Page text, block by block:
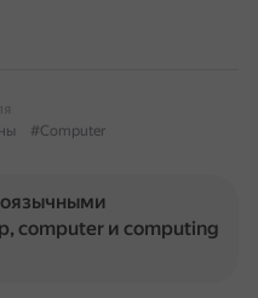
#Computer
computer и computing